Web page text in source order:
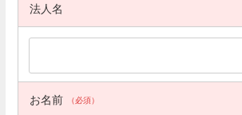
法人名
お名前 （必須）